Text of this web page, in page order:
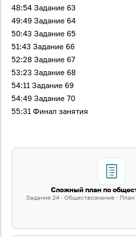
Забыли пароль?
Даю согласие на
политике в отношении обработки
данных, а также принимаю
соглашение
Войти через
48:54 Задание 63
49:49 Задание 64
50:43 Задание 65
51:43 Задание 66
52:28 Задание 67
53:23 Задание 68
54:11 Задание 69
54:49 Задание 70
55:31 Финал занятия
Сложный план по
Задание 24 · Обществознание ·